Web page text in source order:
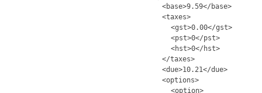
<base>9.59</base>
<taxes>
<gst>0.00</gst>
<pst>0</pst>
<hst>0</hst>
</taxes>
<due>10.21</due>
<options>
<option>